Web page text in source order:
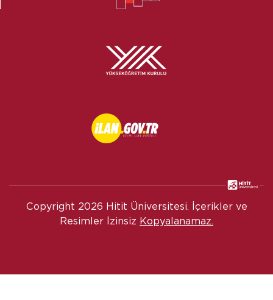
Copyright 2026 Hitit Üniversitesi. İçerikler ve
Resimler İzinsiz Kopyalanamaz.